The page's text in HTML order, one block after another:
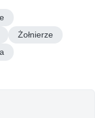
Żołnierze